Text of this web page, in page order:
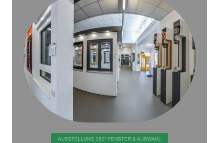
AUSSTELLUNG 360° FENSTER & AUSWAHL